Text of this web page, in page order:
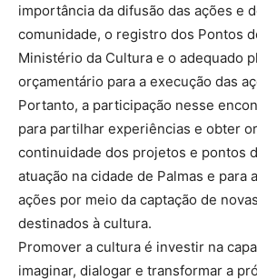
importância da difusão das ações e
comunidade, o registro dos Pontos
Ministério da Cultura e o adequado
orçamentário para a execução das
Portanto, a participação nesse
para partilhar experiências e obter
continuidade dos projetos e pontos
atuação na cidade de Palmas e para
ações por meio da captação de
destinados à cultura.
Promover a cultura é investir na
imaginar, dialogar e transformar a